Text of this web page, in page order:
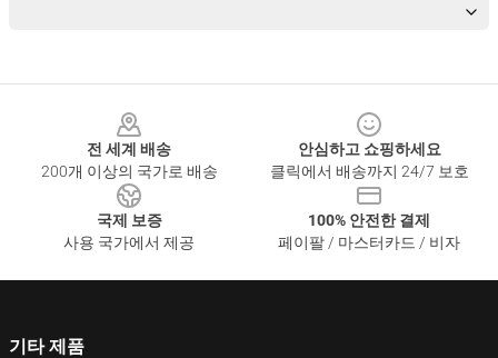
전 세계 배송
200개 이상의 국가로 배송
안심하고 쇼핑하세요
클릭에서 배송까지 24/7 보호
국제 보증
사용 국가에서 제공
100% 안전한 결제
페이팔 / 마스터카드 / 비자
기타 제품